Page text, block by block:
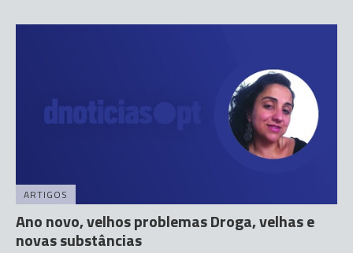
ARTIGOS
Ano novo, velhos problemas Droga, velhas e
novas substâncias